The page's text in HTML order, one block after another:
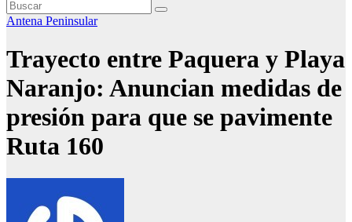
Antena Peninsular
Trayecto entre Paquera y Playa
Naranjo: Anuncian medidas de
presión para que se pavimente
Ruta 160